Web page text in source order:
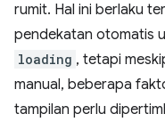
rumit. Hal ini berlaku
pendekatan otomatis
loading , tetapi
manual, beberapa
tampilan perlu